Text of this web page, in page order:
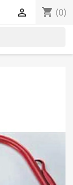
shopping_cart (0)
